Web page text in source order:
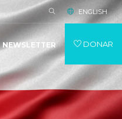
ENGLISH
NEWSLETTER DONAR